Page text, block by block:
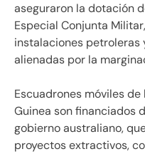
aseguraron la dotación
Especial Conjunta
instalaciones petroleras
alienadas por la
Escuadrones móviles
Guinea son financiados
gobierno australiano,
proyectos extractivos,